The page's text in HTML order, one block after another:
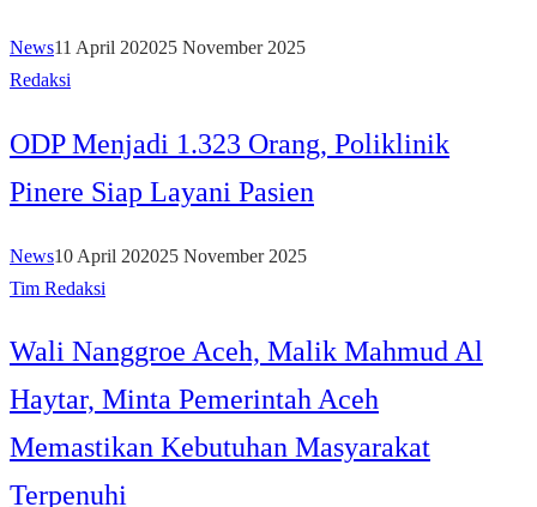
News11 April 202025 November 2025
Redaksi
ODP Menjadi 1.323 Orang, Poliklinik
Pinere Siap Layani Pasien
News10 April 202025 November 2025
Tim Redaksi
Wali Nanggroe Aceh, Malik Mahmud Al
Haytar, Minta Pemerintah Aceh
Memastikan Kebutuhan Masyarakat
Terpenuhi